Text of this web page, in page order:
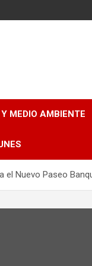
MEDIO AMBIENTE
el Nuevo Paseo